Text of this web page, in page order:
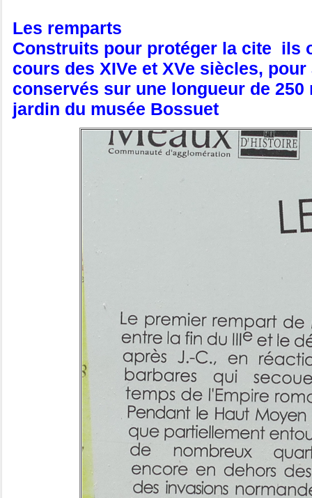
Les remparts
Construits pour protéger la cite ils
cours des XIVe et XVe siècles,
conservés sur une longueur de
jardin du musée Bossuet